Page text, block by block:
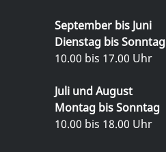
September bis Juni
Dienstag bis Sonntag
10.00 bis 17.00 Uhr
Juli und August
Montag bis Sonntag
10.00 bis 18.00 Uhr